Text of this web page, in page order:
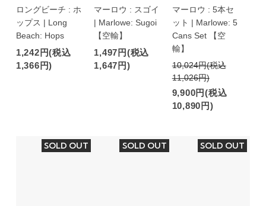
ロングビーチ : ホ
ップス | Long
Beach: Hops
1,242円(税込
1,366円)
マーロウ : スゴイ
| Marlowe: Sugoi
【空輸】
1,497円(税込
1,647円)
マーロウ : 5本セ
ット | Marlowe: 5
Cans Set 【空
輸】
10,024円(税込
11,026円)
9,900円(税込
10,890円)
SOLD OUT SOLD OUT SOLD OUT